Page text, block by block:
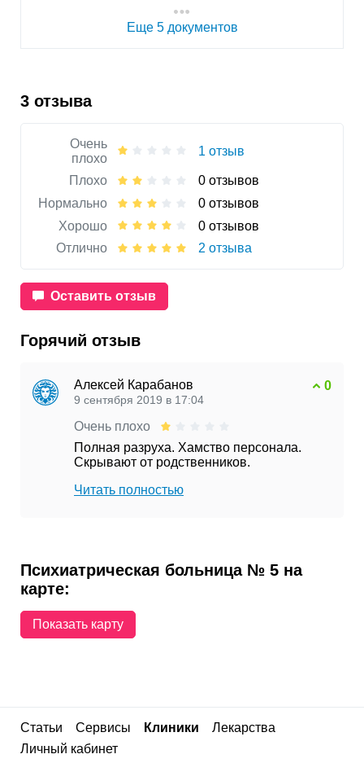
Еще 5 документов
3 отзыва
Очень
плохо
1 отзыв
Плохо
0 отзывов
Нормально
0 отзывов
Хорошо
0 отзывов
Отлично
2 отзыва
Оставить отзыв
Горячий отзыв
Алексей Карабанов
9 сентября 2019 в 17:04
0
Очень плохо
Полная разруха. Хамство персонала.
Скрывают от родственников.
Читать полностью
Психиатрическая больница № 5 на
карте:
Показать карту
Статьи Сервисы Клиники
Лекарства
Личный кабинет